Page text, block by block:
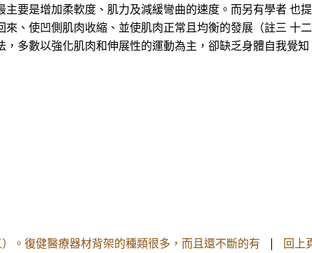
主要是增加柔軟度、肌力及減緩彎曲的速度。而另有學者 也
、使凹側肌肉收縮、並使肌肉正常且均衡的發展（註三 十
多數以強化肌肉和伸展性的運動為主，卻缺乏身體自我覺知
。復健醫療器材背架的種類很多，而且還不斷的有 | 回上